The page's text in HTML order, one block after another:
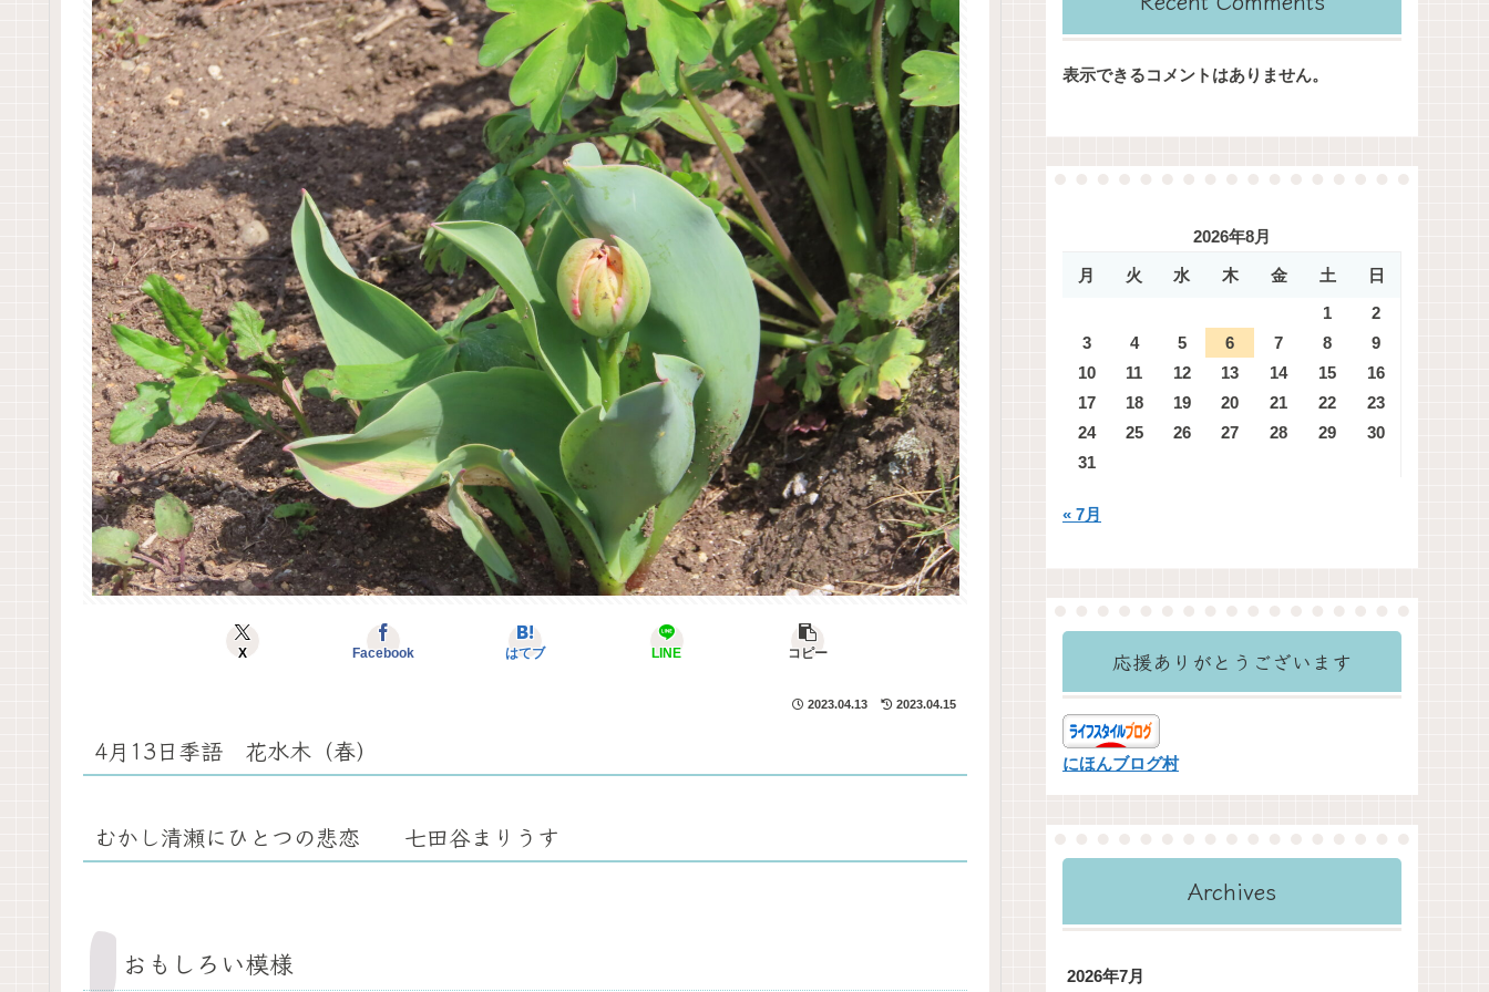
X Facebook はてブ LINE コピー
2023.04.13 2023.04.15
4月13日季語 花水木（春）
むかし清瀬にひとつの悲恋 七田谷まりうす
おもしろい模様
表示できるコメントはありません。
2026年8月
月 火 水 木 金 土
日
1
2
3
4 5 6 7 8
9
10
11 12 13 14 15
16
17
18 19 20 21 22
23
24
25 26 27 28 29
30
31
« 7月
応援ありがとうございます
にほんブログ村
Archives
2026年7月